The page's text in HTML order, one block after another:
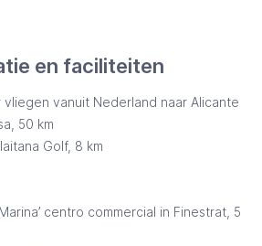
en faciliteiten
vanuit Nederland naar Alicante
50 km
Golf, 8 km
centro commercial in Finestrat, 5